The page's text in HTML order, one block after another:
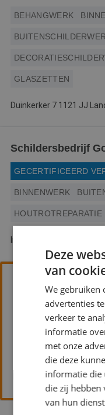
BEHANGWERK
GLASZETTEN
Duinkerker 7 1121 JJ
Schildersbedrijf
GECERTIFICEERD
BINNENWERK
HOUTROTREPARATIE
Dutch Onderhoud
BEHANGWERK
HOUTROTREPARATIE
Meidoornstraat 91
Deze
van
We gebruiken
advertenties
verkeer te
informatie
met onze
die deze
informatie die
die zij
van hun